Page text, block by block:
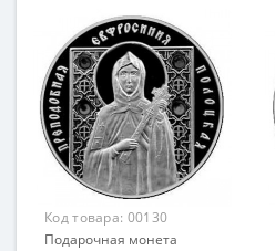
Код товара: 00130
Подарочная монета